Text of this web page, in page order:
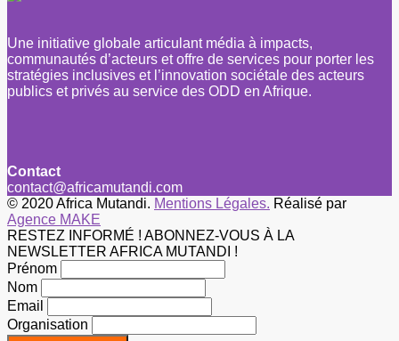
Une initiative globale articulant média à impacts,
communautés d’acteurs et offre de services pour porter les
stratégies inclusives et l’innovation sociétale des acteurs
publics et privés au service des ODD en Afrique.
Contact
contact@africamutandi.com
© 2020 Africa Mutandi. Mentions Légales. Réalisé par
Agence MAKE
RESTEZ INFORMÉ ! ABONNEZ-VOUS À LA
NEWSLETTER AFRICA MUTANDI !
Prénom
Nom
Email
Organisation